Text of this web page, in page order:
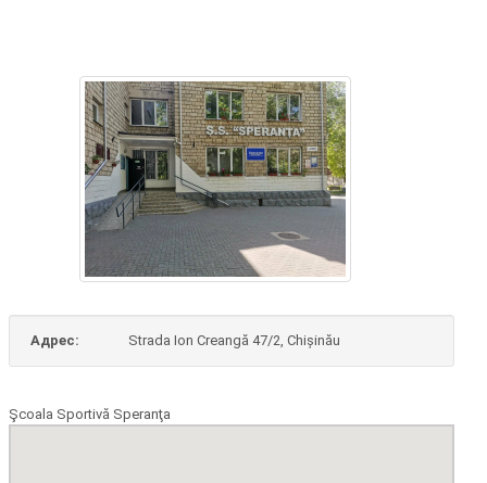
Адрес: Strada Ion Creangă 47/2, Chișinău
Şcoala Sportivă Speranţa